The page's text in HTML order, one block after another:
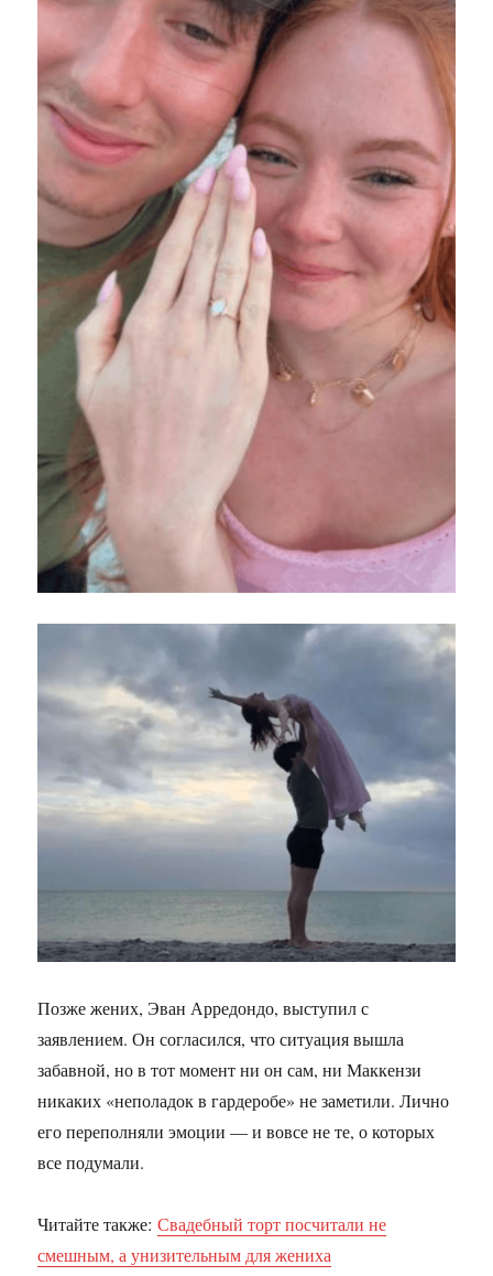
Позже жених, Эван Арредондо, выступил с
заявлением. Он согласился, что ситуация вышла
забавной, но в тот момент ни он сам, ни Маккензи
никаких «неполадок в гардеробе» не заметили. Лично
его переполняли эмоции — и вовсе не те, о которых
все подумали.
Читайте также:Свадебный торт посчитали не
смешным, а унизительным для жениха